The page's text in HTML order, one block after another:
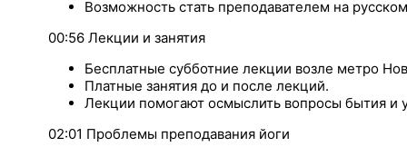
Возможность стать преподавателем на
00:56 Лекции и занятия
Бесплатные субботние лекции возле метро
Платные занятия до и после лекций.
Лекции помогают осмыслить вопросы бытия и
02:01 Проблемы преподавания йоги